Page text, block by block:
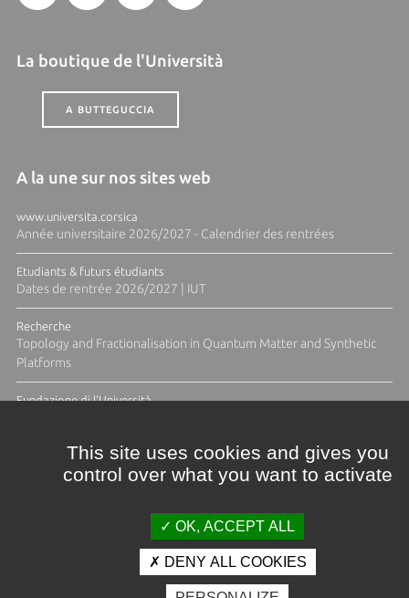
La boutique de l'Università
A BUTTEGUCCIA
A la une sur nos sites web
www.universita.corsica
Année universitaire 2026/2027 - Calendrier des rentrées
Etudiants & futurs étudiants
Dates de rentrée 2026/2027 | IUT
Recherche
Topology and Fractionalisation in Quantum Matter and Synthetic
Platforms
Fundazione di l'Università
Crédits et mentions légales
This site uses cookies and gives you
control over what you want to activate
OK, ACCEPT ALL
DENY ALL COOKIES